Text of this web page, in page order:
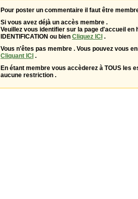
Pour poster un commentaire il faut être
Si vous avez déjà un accès membre .
Veuillez vous identifier sur la page d'accueil en
IDENTIFICATION ou bien Cliquez ICI .
Vous n'êtes pas membre . Vous pouvez vous
Cliquant ICI .
En étant membre vous accèderez à TOUS les
aucune restriction .